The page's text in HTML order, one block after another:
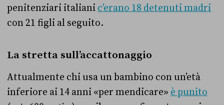
penitenziari italiani c’erano 18 detenuti madri
con 21 figli al seguito.
La stretta sull’accattonaggio
Attualmente chi usa un bambino con un’età
inferiore ai 14 anni «per mendicare» è punito